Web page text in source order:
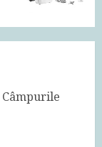
Câmpurile